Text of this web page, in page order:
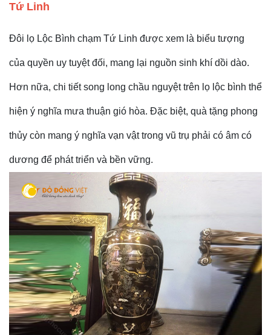
Tứ Linh
Đôi lọ Lộc Bình chạm Tứ Linh được xem là biểu tượng
của quyền uy tuyệt đối, mang lại nguồn sinh khí dồi dào.
Hơn nữa, chi tiết song long chầu nguyệt trên lọ lộc bình thể
hiện ý nghĩa mưa thuận gió hòa. Đặc biệt, quà tặng phong
thủy còn mang ý nghĩa vạn vật trong vũ trụ phải có âm có
dương để phát triển và bền vững.